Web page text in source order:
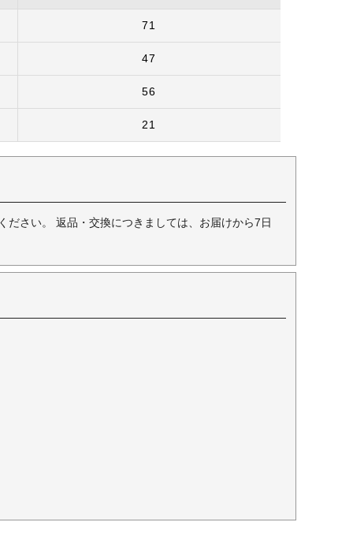
71
47
56
21
さい。 返品・交換につきましては、お届けから7日